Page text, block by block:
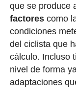
que se produce
factorescomo
condiciones
del ciclista que
cálculo. Incluso
nivel de forma
adaptaciones